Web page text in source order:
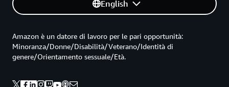
English
Amazon è un datore di lavoro per le pari opportunità:
Minoranza/Donne/Disabilità/Veterano/Identità di
genere/Orientamento sessuale/Età.